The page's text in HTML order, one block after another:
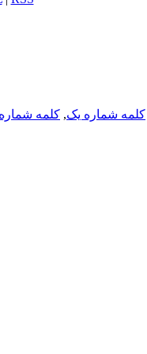
کلمه شماره یک, کلمه